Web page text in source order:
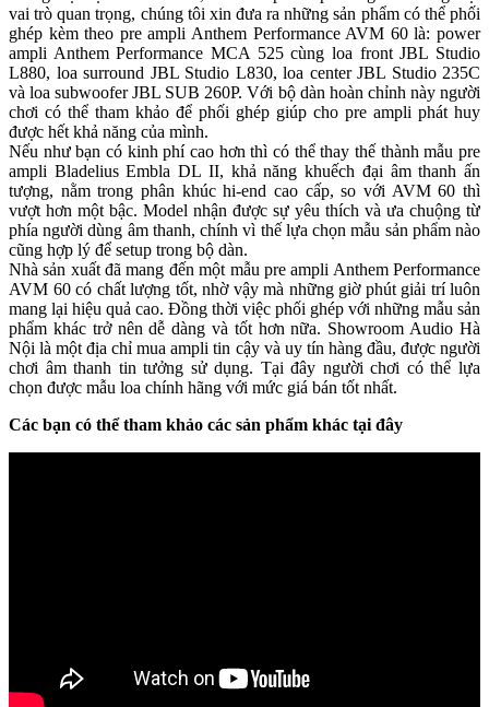
vai trò quan trọng, chúng tôi xin đưa ra những sản phẩm có thể phối
ghép kèm theo pre ampli Anthem Performance AVM 60 là: power
ampli Anthem Performance MCA 525 cùng loa front JBL Studio
L880, loa surround JBL Studio L830, loa center JBL Studio 235C
và loa subwoofer JBL SUB 260P. Với bộ dàn hoàn chỉnh này người
chơi có thể tham khảo để phối ghép giúp cho pre ampli phát huy
được hết khả năng của mình.
Nếu như bạn có kinh phí cao hơn thì có thể thay thế thành mẫu pre
ampli Bladelius Embla DL II, khả năng khuếch đại âm thanh ấn
tượng, nằm trong phân khúc hi-end cao cấp, so với AVM 60 thì
vượt hơn một bậc. Model nhận được sự yêu thích và ưa chuộng từ
phía người dùng âm thanh, chính vì thế lựa chọn mẫu sản phẩm nào
cũng hợp lý để setup trong bộ dàn.
Nhà sản xuất đã mang đến một mẫu pre ampli Anthem Performance
AVM 60 có chất lượng tốt, nhờ vậy mà những giờ phút giải trí luôn
mang lại hiệu quả cao. Đồng thời việc phối ghép với những mẫu sản
phẩm khác trở nên dễ dàng và tốt hơn nữa. Showroom Audio Hà
Nội là một địa chỉ mua ampli tin cậy và uy tín hàng đầu, được người
chơi âm thanh tin tưởng sử dụng. Tại đây người chơi có thể lựa
chọn được mẫu loa chính hãng với mức giá bán tốt nhất.
Các bạn có thể tham khảo các sản phẩm khác tại đây